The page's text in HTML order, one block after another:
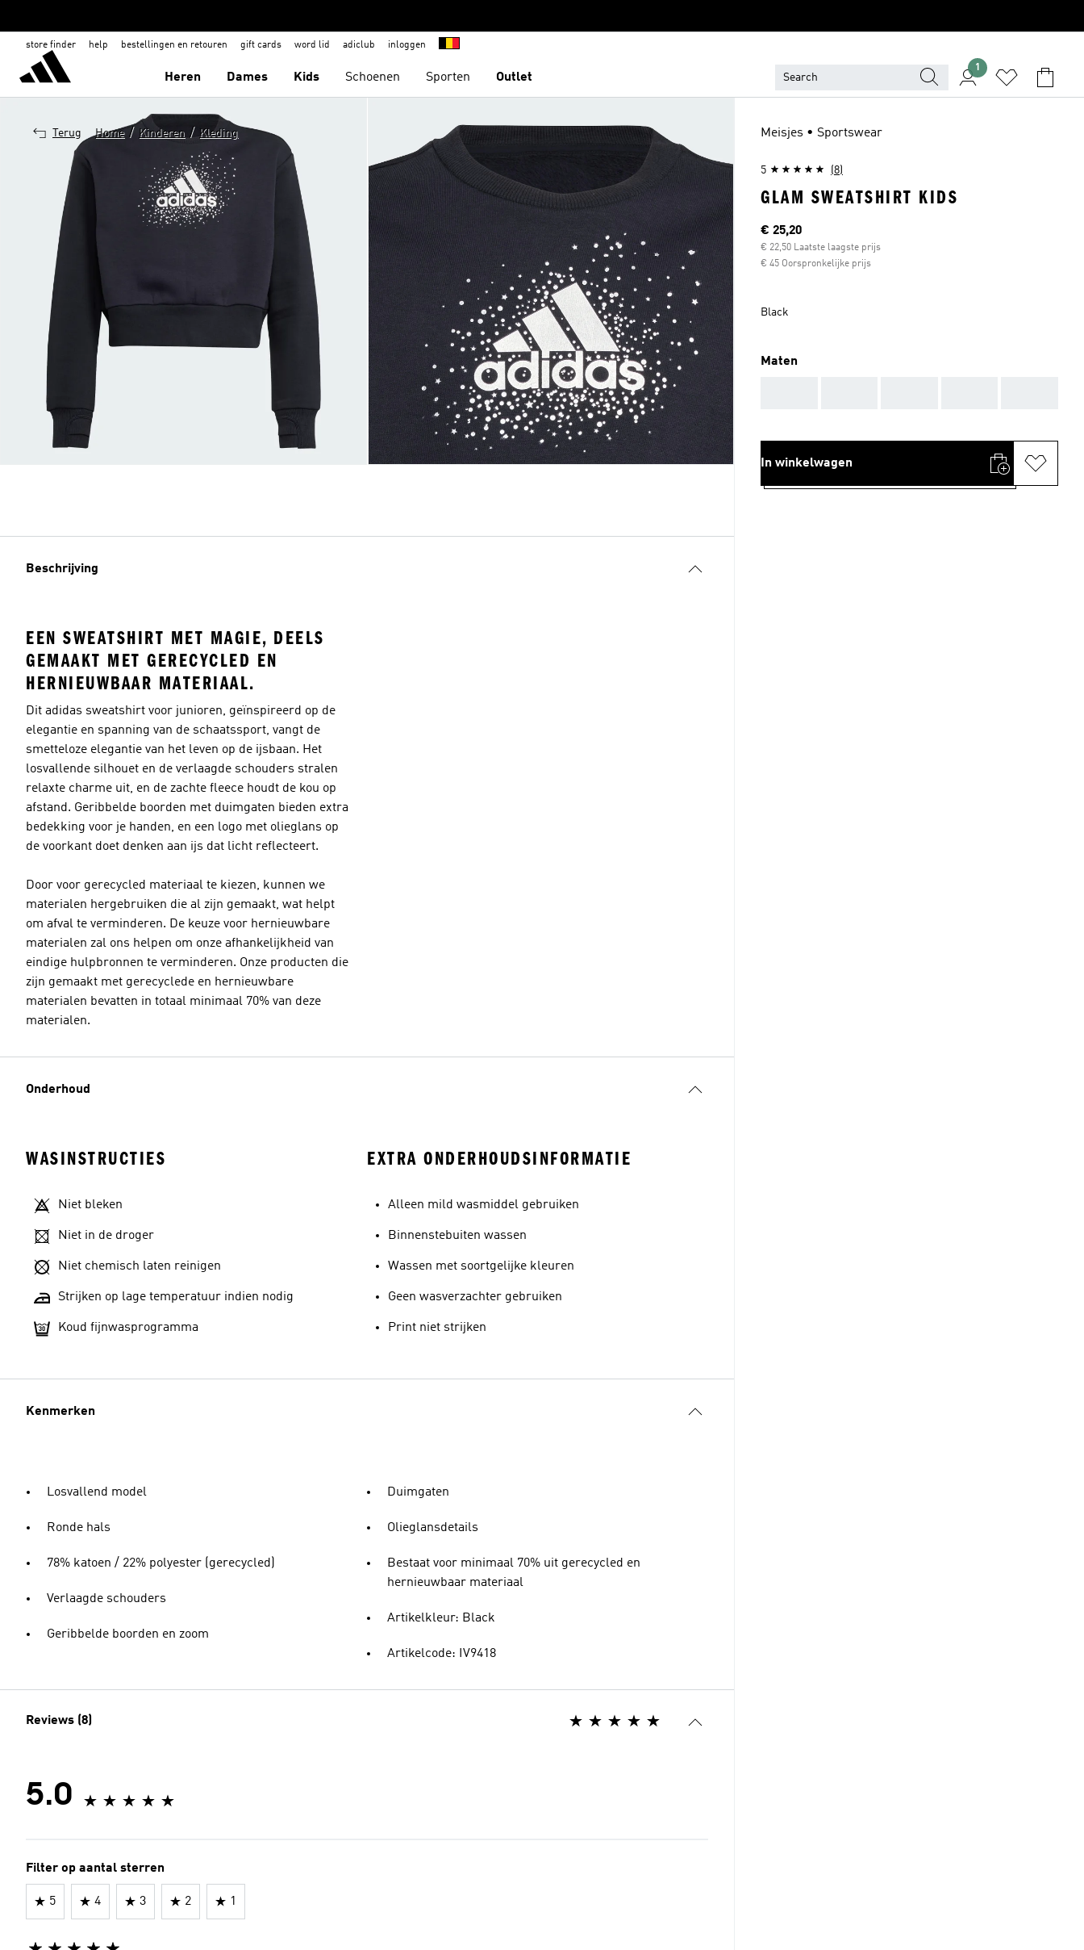
store finder help bestellingen en retouren gift cards word lid adiclub inloggen
Heren Dames Kids Schoenen Sporten Outlet
1
Terug Home / Kinderen / Kleding
Beschrijving
EEN SWEATSHIRT MET MAGIE, DEELS
GEMAAKT MET GERECYCLED EN
HERNIEUWBAAR MATERIAAL.
Dit adidas sweatshirt voor junioren, geïnspireerd op de
elegantie en spanning van de schaatssport, vangt de
smetteloze elegantie van het leven op de ijsbaan. Het
losvallende silhouet en de verlaagde schouders stralen
relaxte charme uit, en de zachte fleece houdt de kou op
afstand. Geribbelde boorden met duimgaten bieden extra
bedekking voor je handen, en een logo met olieglans op
de voorkant doet denken aan ijs dat licht reflecteert.
Door voor gerecycled materiaal te kiezen, kunnen we
materialen hergebruiken die al zijn gemaakt, wat helpt
om afval te verminderen. De keuze voor hernieuwbare
materialen zal ons helpen om onze afhankelijkheid van
eindige hulpbronnen te verminderen. Onze producten die
zijn gemaakt met gerecyclede en hernieuwbare
materialen bevatten in totaal minimaal 70% van deze
materialen.
Onderhoud
WASINSTRUCTIES
Niet bleken
Niet in de droger
Niet chemisch laten reinigen
Strijken op lage temperatuur indien nodig
Koud fijnwasprogramma
EXTRA ONDERHOUDSINFORMATIE
Alleen mild wasmiddel gebruiken
Binnenstebuiten wassen
Wassen met soortgelijke kleuren
Geen wasverzachter gebruiken
Print niet strijken
Kenmerken
Losvallend model
Ronde hals
78% katoen / 22% polyester (gerecycled)
Verlaagde schouders
Geribbelde boorden en zoom
Duimgaten
Olieglansdetails
Bestaat voor minimaal 70% uit gerecycled en
hernieuwbaar materiaal
Artikelkleur: Black
Artikelcode: IV9418
Reviews (8)
5.0
Filter op aantal sterren
5 4 3 2 1
Meisjes • Sportswear
5 (8)
GLAM SWEATSHIRT KIDS
Current price
€ 25,20
€ 22,50 Laatste laagste prijs
€ 45 Oorspronkelijke prijs
Black
Maten
In winkelwagen